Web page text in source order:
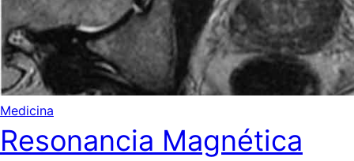
Medicina
Resonancia Magnética